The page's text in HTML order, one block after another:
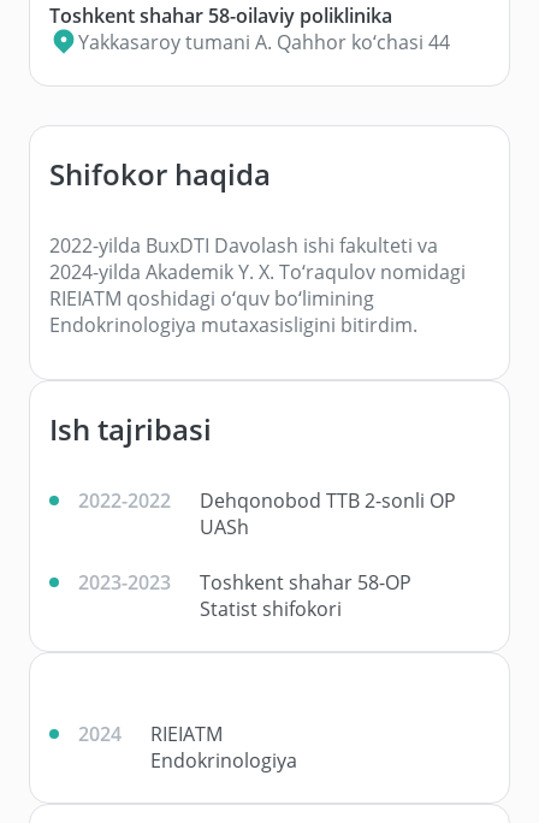
Toshkent shahar 58-oilaviy poliklinika
Yakkasaroy tumani A. Qahhor ko‘chasi 44
Shifokor haqida
2022-yilda BuxDTI Davolash ishi fakulteti va
2024-yilda Akademik Y. X. To‘raqulov nomidagi
RIEIATM qoshidagi o‘quv bo‘limining
Endokrinologiya mutaxasisligini bitirdim.
Ish tajribasi
2022-2022
Dehqonobod TTB 2-sonli OP
UASh
2023-2023
Toshkent shahar 58-OP
Statist shifokori
2024
RIEIATM
Endokrinologiya